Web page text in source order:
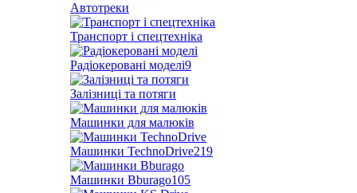
Автотреки
Транспорт і спецтехніка
Радіокеровані моделі9
Залізниці та потяги
Машинки для малюків
Машинки TechnoDrive219
Машинки Bburago105